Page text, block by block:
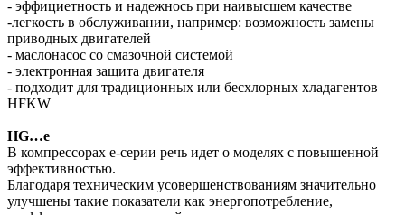
- эффициетность и надежнось при наивысшем качестве
-легкость в обслуживании, например: возможность замены
приводных двигателей
- маслонасос со смазочной системой
- электронная защита двигателя
- подходит для традиционных или бесхлорных хладагентов
HFKW
HG…e
В компрессорах e-серии речь идет о моделях с повышенной
эффективностью.
Благодаря техническим усовершенствованиям значительно
улучшены такие показатели как энергопотребление,